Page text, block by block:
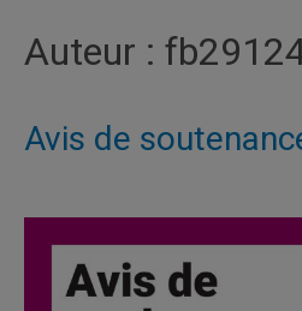
Auteur :
Avis de